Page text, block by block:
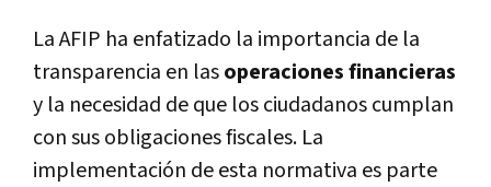
La AFIP ha enfatizado la importancia de la
transparencia en lasoperaciones financieras
y la necesidad de que los ciudadanos cumplan
con sus obligaciones fiscales. La
implementación de esta normativa es parte